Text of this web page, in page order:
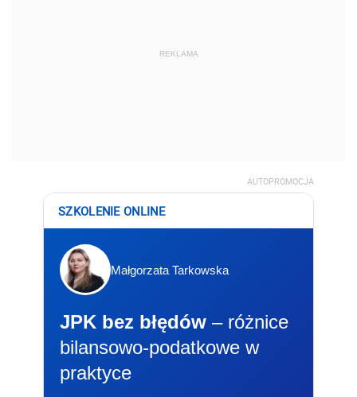
REKLAMA
AUTOPROMOCJA
SZKOLENIE ONLINE
Małgorzata Tarkowska
JPK bez błędów – różnice
bilansowo-podatkowe w
praktyce